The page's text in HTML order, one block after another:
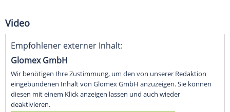
Video
Empfohlener externer Inhalt:
Glomex GmbH
Wir benötigen Ihre Zustimmung, um den von unserer Redaktion
eingebundenen Inhalt von Glomex GmbH anzuzeigen. Sie können
diesen mit einem Klick anzeigen lassen und auch wieder
deaktivieren.